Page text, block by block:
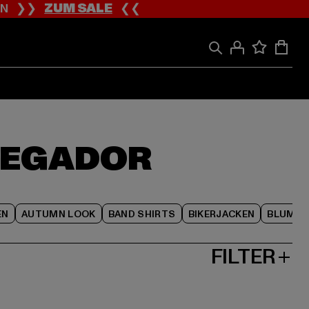
❯❯ZUM SALE❮❮
AUTUMN LOOK BAND SHIRTS BIKERJACKEN
FILTER